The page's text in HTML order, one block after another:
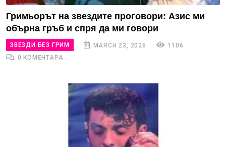
Гримьорът на звездите проговори: Азис ми
обърна гръб и спря да ми говори
ЗВЕЗДИ БЕЗ ГРИМ MARCH 23, 2026
1106
0 КОМЕНТАРА